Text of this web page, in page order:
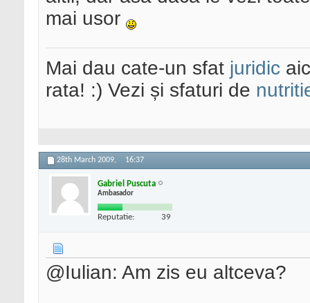
mai usor
Mai dau cate-un sfat juridic
rata! :) Vezi și sfaturi de
28th March 2009, 16:37
Gabriel Puscuta
Ambasador
Reputatie: 39
@Iulian: Am zis eu altceva?